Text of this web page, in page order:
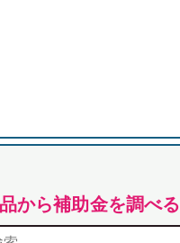
から補助金を調べる